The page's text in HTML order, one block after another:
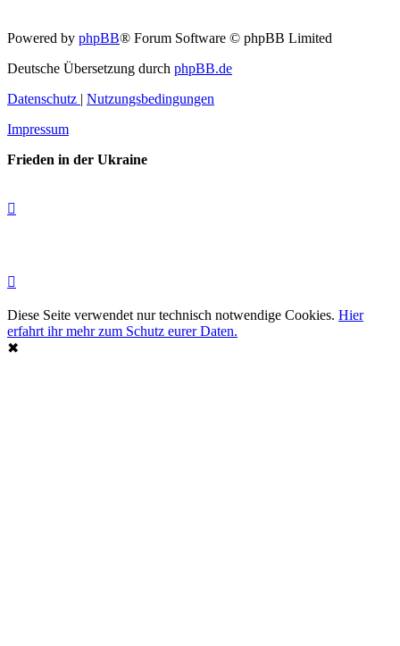
Powered by phpBB® Forum Software © phpBB Limited
Deutsche Übersetzung durch phpBB.de
Datenschutz | Nutzungsbedingungen
Impressum
Frieden in der Ukraine
Diese Seite verwendet nur technisch notwendige Cookies. Hier
erfahrt ihr mehr zum Schutz eurer Daten.
✖